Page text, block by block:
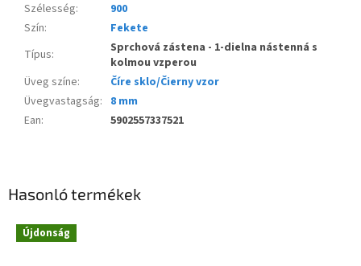
Szélesség:
900
Szín:
Fekete
Típus:
Sprchová zástena - 1-dielna nástenná s
kolmou vzperou
Üveg színe:
Číre sklo/Čierny vzor
Üvegvastagság: 8 mm
Ean: 5902557337521
Hasonló termékek
Újdonság